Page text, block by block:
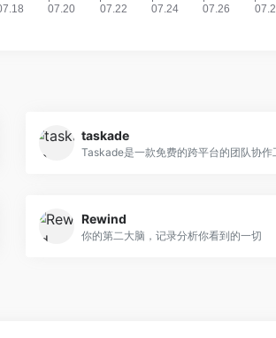
taskade
Rewind
你的第二大脑，记录分析你看到的一切